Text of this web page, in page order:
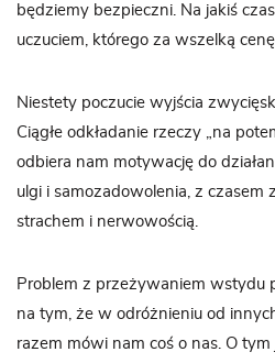
będziemy bezpieczni. Na jakiś
uczuciem, którego za wszelką
Niestety poczucie wyjścia
Ciągłe odkładanie rzeczy „na
odbiera nam motywację do
ulgi i samozadowolenia, z czasem
strachem i nerwowością.
Problem z przeżywaniem wstydu
na tym, że w odróżnieniu od
razem mówi nam coś o nas. O tym